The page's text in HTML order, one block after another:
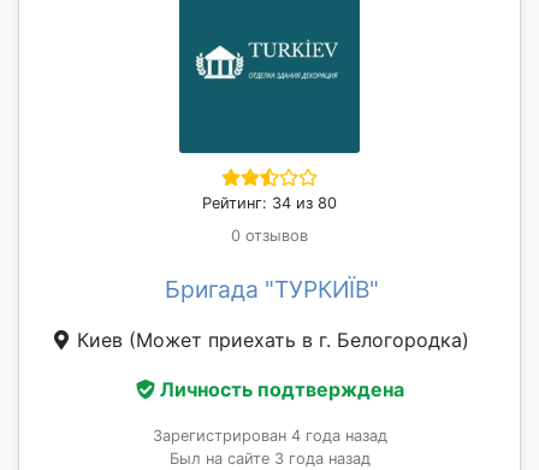
Рейтинг: 34 из 80
0 отзывов
Бригада "ТУРКИЇВ"
Киев (Может приехать в г. Белогородка)
Личность подтверждена
Зарегистрирован 4 года назад
Был на сайте 3 года назад